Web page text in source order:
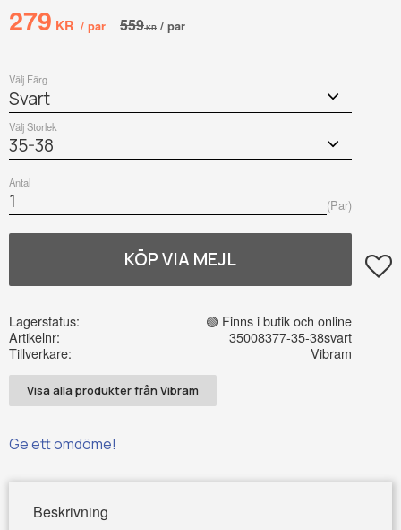
Nedsatt pris:
279 KR / par Ordinarie pris:
559KR / par
Välj Färg
Välj Storlek
Antal
Par
Lägg
Lagerstatus
🟢 Finns i butik och online
Artikelnr
35008377-35-38svart
Tillverkare
Vibram
Visa alla produkter från Vibram
Ge ett omdöme!
Beskrivning